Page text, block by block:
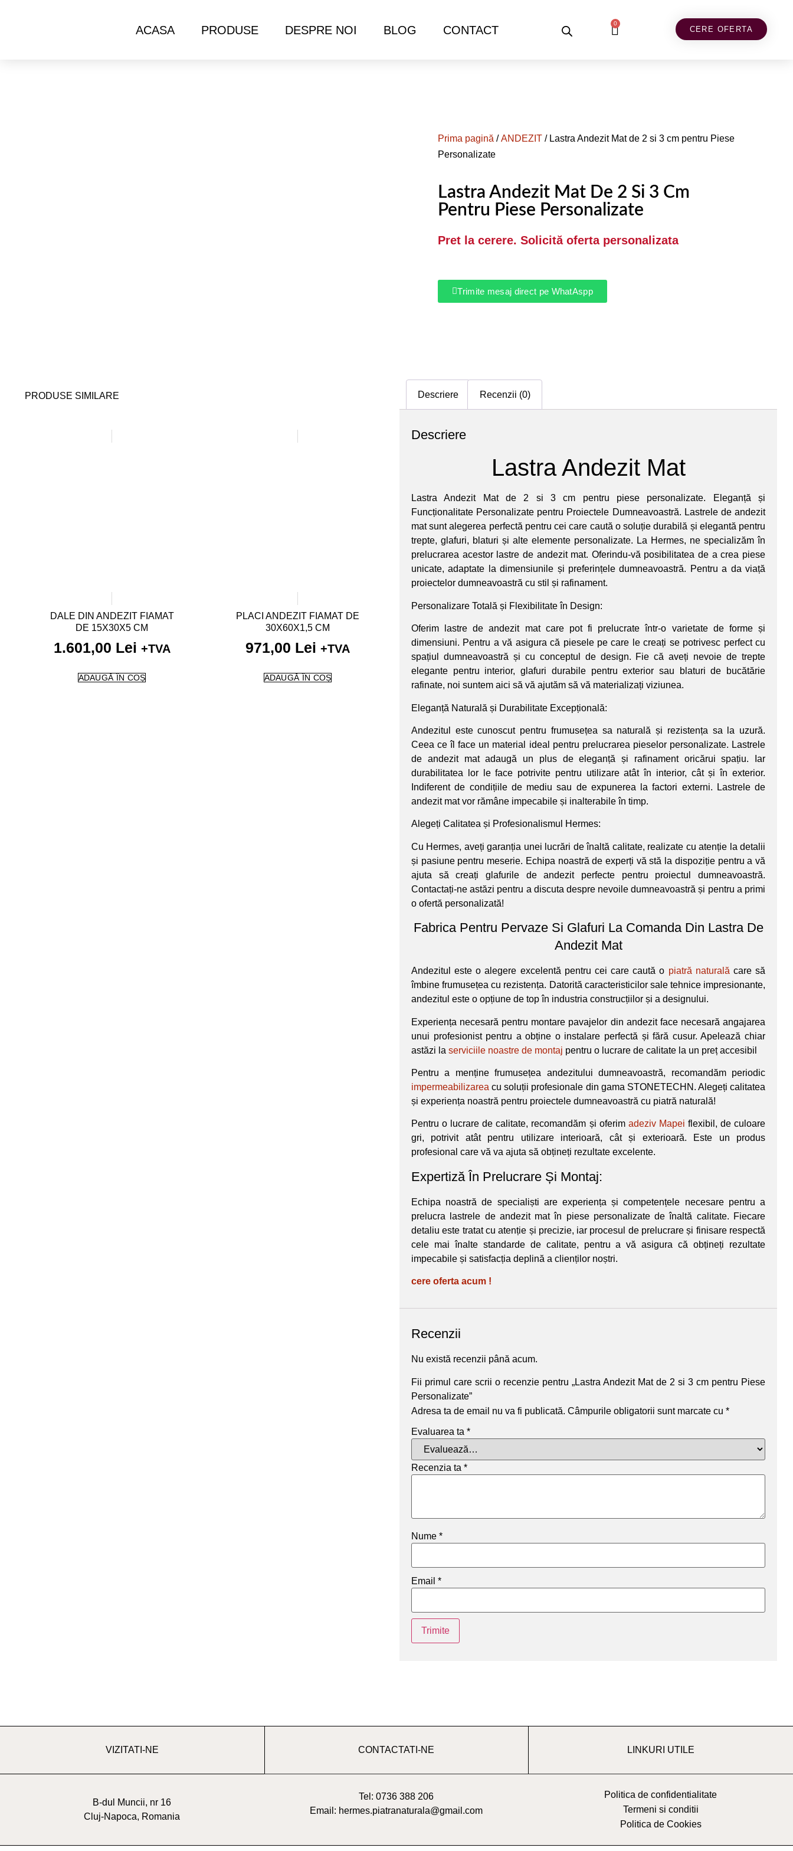
ACASA PRODUSE DESPRE NOI BLOG CONTACT
0
CERE OFERTA
Prima pagină /ANDEZIT / Lastra Andezit Mat de 2 si 3 cm pentru Piese
Personalizate
Lastra Andezit Mat De 2 Si 3 Cm
Pentru Piese Personalizate
Pret la cerere. Solicită oferta personalizata
Trimite mesaj direct pe WhatAspp
PRODUSE SIMILARE
DALE DIN ANDEZIT FIAMAT
DE 15X30X5 CM
1.601,00 Lei +TVA
ADAUGĂ ÎN COȘ
PLACI ANDEZIT FIAMAT DE
30X60X1,5 CM
971,00 Lei +TVA
ADAUGĂ ÎN COȘ
Descriere Recenzii (0)
Descriere
Lastra Andezit Mat
Lastra Andezit Mat de 2 si 3 cm pentru piese personalizate. Eleganță și
Funcționalitate Personalizate pentru Proiectele Dumneavoastră. Lastrele de andezit
mat sunt alegerea perfectă pentru cei care caută o soluție durabilă și elegantă pentru
trepte, glafuri, blaturi și alte elemente personalizate. La Hermes, ne specializăm în
prelucrarea acestor lastre de andezit mat. Oferindu-vă posibilitatea de a crea piese
unicate, adaptate la dimensiunile și preferințele dumneavoastră. Pentru a da viață
proiectelor dumneavoastră cu stil și rafinament.
Personalizare Totală și Flexibilitate în Design:
Oferim lastre de andezit mat care pot fi prelucrate într-o varietate de forme și
dimensiuni. Pentru a vă asigura că piesele pe care le creați se potrivesc perfect cu
spațiul dumneavoastră și cu conceptul de design. Fie că aveți nevoie de trepte
elegante pentru interior, glafuri durabile pentru exterior sau blaturi de bucătărie
rafinate, noi suntem aici să vă ajutăm să vă materializați viziunea.
Eleganță Naturală și Durabilitate Excepțională:
Andezitul este cunoscut pentru frumusețea sa naturală și rezistența sa la uzură.
Ceea ce îl face un material ideal pentru prelucrarea pieselor personalizate. Lastrele
de andezit mat adaugă un plus de eleganță și rafinament oricărui spațiu. Iar
durabilitatea lor le face potrivite pentru utilizare atât în interior, cât și în exterior.
Indiferent de condițiile de mediu sau de expunerea la factori externi. Lastrele de
andezit mat vor rămâne impecabile și inalterabile în timp.
Alegeți Calitatea și Profesionalismul Hermes:
Cu Hermes, aveți garanția unei lucrări de înaltă calitate, realizate cu atenție la detalii
și pasiune pentru meserie. Echipa noastră de experți vă stă la dispoziție pentru a vă
ajuta să creați glafurile de andezit perfecte pentru proiectul dumneavoastră.
Contactați-ne astăzi pentru a discuta despre nevoile dumneavoastră și pentru a primi
o ofertă personalizată!
Fabrica Pentru Pervaze Si Glafuri La Comanda Din Lastra De
Andezit Mat
Andezitul este o alegere excelentă pentru cei care caută o piatră naturală care să
îmbine frumusețea cu rezistența. Datorită caracteristicilor sale tehnice impresionante,
andezitul este o opțiune de top în industria construcțiilor și a designului.
Experiența necesară pentru montare pavajelor din andezit face necesară angajarea
unui profesionist pentru a obține o instalare perfectă și fără cusur. Apelează chiar
astăzi la serviciile noastre de montaj pentru o lucrare de calitate la un preț accesibil
Pentru a menține frumusețea andezitului dumneavoastră, recomandăm periodic
impermeabilizarea cu soluții profesionale din gama STONETECHN. Alegeți calitatea
și experiența noastră pentru proiectele dumneavoastră cu piatră naturală!
Pentru o lucrare de calitate, recomandăm și oferim adeziv Mapei flexibil, de culoare
gri, potrivit atât pentru utilizare interioară, cât și exterioară. Este un produs
profesional care vă va ajuta să obțineți rezultate excelente.
Expertiză În Prelucrare Și Montaj:
Echipa noastră de specialiști are experiența și competențele necesare pentru a
prelucra lastrele de andezit mat în piese personalizate de înaltă calitate. Fiecare
detaliu este tratat cu atenție și precizie, iar procesul de prelucrare și finisare respectă
cele mai înalte standarde de calitate, pentru a vă asigura că obțineți rezultate
impecabile și satisfacția deplină a clienților noștri.
cere oferta acum !
Recenzii
Nu există recenzii până acum.
Fii primul care scrii o recenzie pentru „Lastra Andezit Mat de 2 si 3 cm pentru Piese
Personalizate”
Adresa ta de email nu va fi publicată. Câmpurile obligatorii sunt marcate cu *
Evaluarea ta *
Recenzia ta *
Nume *
Email *
VIZITATI-NE
B-dul Muncii, nr 16
Cluj-Napoca, Romania
CONTACTATI-NE
Tel: 0736 388 206
Email: hermes.piatranaturala@gmail.com
LINKURI UTILE
Politica de confidentialitate
Termeni si conditii
Politica de Cookies